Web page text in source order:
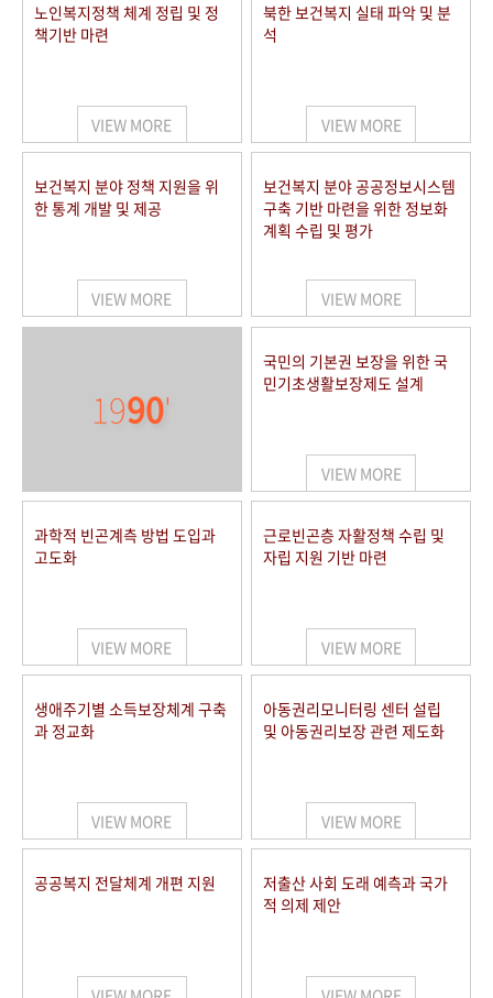
노인복지정책 체계 정립 및 정
책기반 마련
VIEW MORE
북한 보건복지 실태 파악 및 분
석
VIEW MORE
보건복지 분야 정책 지원을 위
한 통계 개발 및 제공
VIEW MORE
보건복지 분야 공공정보시스템
구축 기반 마련을 위한 정보화
계획 수립 및 평가
VIEW MORE
1990'
국민의 기본권 보장을 위한 국
민기초생활보장제도 설계
VIEW MORE
과학적 빈곤계측 방법 도입과
고도화
VIEW MORE
근로빈곤층 자활정책 수립 및
자립 지원 기반 마련
VIEW MORE
생애주기별 소득보장체계 구축
과 정교화
VIEW MORE
아동권리모니터링 센터 설립
및 아동권리보장 관련 제도화
VIEW MORE
공공복지 전달체계 개편 지원
저출산 사회 도래 예측과 국가
적 의제 제안